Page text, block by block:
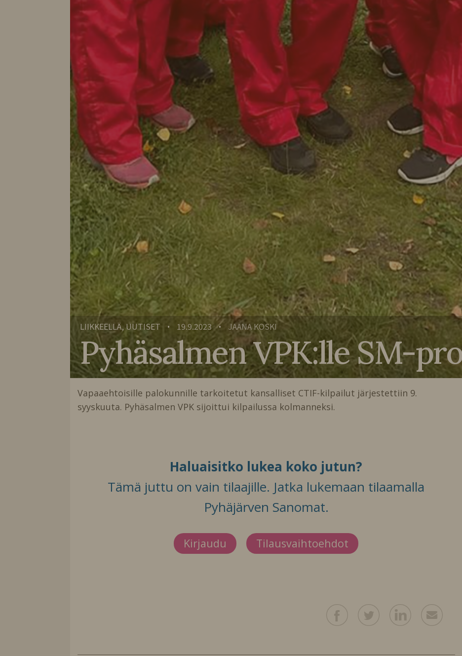
LIIKKEELLÄ, UUTISET • 19.9.2023 • JAANA KOSKI
Pyhäsalmen VPK:lle SM-
Vapaaehtoisille palokunnille tarkoitetut kansalliset CTIF-kilpailut järjestettiin 9.
syyskuuta. Pyhäsalmen VPK sijoittui kilpailussa kolmanneksi.
Haluaisitko lukea koko jutun?
Tämä juttu on vain tilaajille. Jatka lukemaan tilaamalla
Pyhäjärven Sanomat.
Kirjaudu Tilausvaihtoehdot